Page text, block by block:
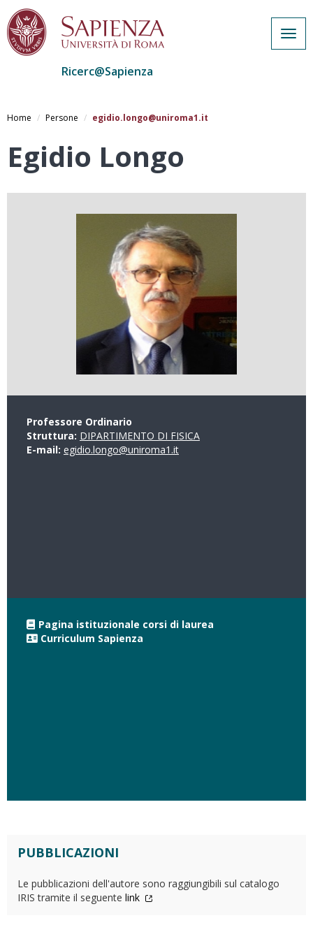
al
Ricerc@Sapienza
Home Persone egidio.longo@uniroma1.it
Egidio Longo
Professore Ordinario
Struttura: DIPARTIMENTO DI FISICA
E-mail: egidio.longo@uniroma1.it
Pagina istituzionale corsi di laurea
Curriculum Sapienza
PUBBLICAZIONI
Le pubblicazioni dell'autore sono raggiungibili sul catalogo
IRIS tramite il seguente link